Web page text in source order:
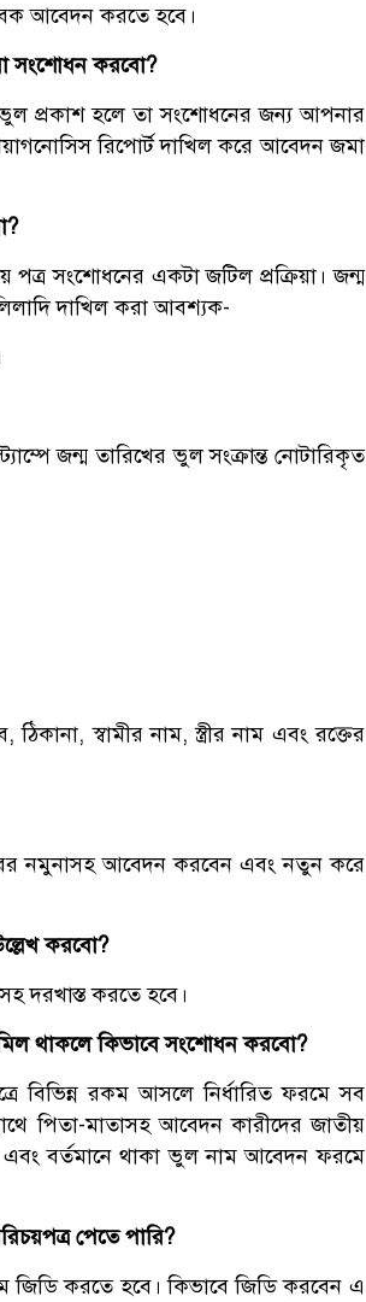
আবেদন করতে হবে।
সংশোধন করবো?
ভুল প্রকাশ হলে তা সংশোধনের জন্য আপনার
রিপোর্ট দাখিল করে আবেদন জমা
সংশোধনের একটা জটিল প্রক্রিয়া। জন্ম
দাখিল করা আবশ্যক-
জন্ম তারিখের ভুল সংক্রান্ত নোটারিকৃত
স্বামীর নাম, স্ত্রীর নাম এবং রক্তের
নমুনাসহ আবেদন করবেন এবং নতুন করে
করবো?
দরখাস্ত করতে হবে।
থাকলে কিভাবে সংশোধন করবো?
বিভিন্ন রকম আসলে নির্ধারিত ফরমে সব
পিতা-মাতাসহ আবেদন কারীদের জাতীয়
এবং বর্তমানে থাকা ভুল নাম আবেদন ফরমে
পেতে পারি?
জিডি করতে হবে। কিভাবে জিডি করবেন এ